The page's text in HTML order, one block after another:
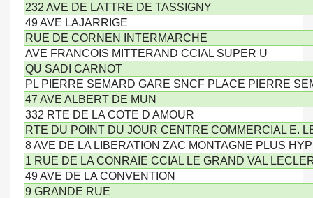
232 AVE DE LATTRE DE TASSIGNY
49 AVE LAJARRIGE
RUE DE CORNEN INTERMARCHE
AVE FRANCOIS MITTERAND CCIAL SUPER U
QU SADI CARNOT
PL PIERRE SEMARD GARE SNCF PLACE PIERRE
47 AVE ALBERT DE MUN
332 RTE DE LA COTE D AMOUR
RTE DU POINT DU JOUR CENTRE COMMERCIAL E.
8 AVE DE LA LIBERATION ZAC MONTAGNE PLUS
1 RUE DE LA CONRAIE CCIAL LE GRAND VAL
49 AVE DE LA CONVENTION
9 GRANDE RUE